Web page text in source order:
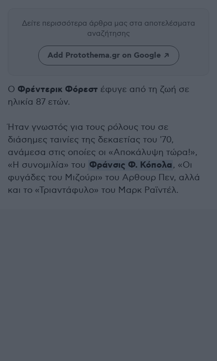
Δείτε περισσότερα άρθρα μας στα αποτελέσματα
αναζήτησης
Add Protothema.gr on Google
Ο Φρέντερικ Φόρεστ έφυγε από τη ζωή σε
ηλικία 87 ετών.
Ήταν γνωστός για τους ρόλους του σε
διάσημες ταινίες της δεκαετίας του '70,
ανάμεσα στις οποίες οι «Αποκάλυψη τώρα!»,
«Η συνομιλία» του Φράνσις Φ. Κόπολα, «Οι
φυγάδες του Μιζούρι» του Αρθουρ Πεν, αλλά
και το «Τριαντάφυλο» του Μαρκ Ραϊντέλ.